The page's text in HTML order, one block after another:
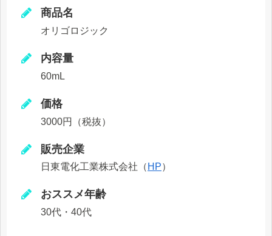
商品名
オリゴロジック
内容量
60mL
価格
3000円（税抜）
販売企業
日東電化工業株式会社（ HP）
おススメ年齢
30代・40代